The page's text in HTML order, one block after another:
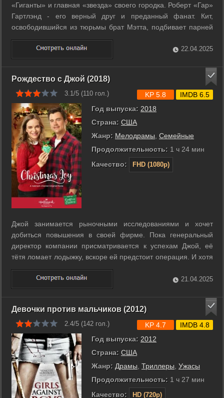
«Гиганты» и главная «звезда» своего городка. Роберт «Гар»
Гартлэнд - его верный друг и преданный фанат. Кит,
освободившийся из тюрьмы брат Мэтта, подбивает парней
на совершение преступления, которое проходит совсем не
так, как было запланировано. Их тайной
заинтересовывается недавно ...
22.04.2025
Рождество с Джой (2018)
3.1/5 (110 гол.)
Год выпуска: 2018
Страна: США
Жанр: Мелодрамы Семейные
Продолжительность: 1 ч 24 мин
Качество:
FHD (1080p)
KP 5.8 IMDB 6.5
Джой занимается рыночными исследованиями и хочет
добиться повышения в своей фирме. Пока генеральный
директор компании присматривается к успехам Джой, её
тётя ломает лодыжку, вскоре ей предстоит операция. И хотя
время совсем неудачное, Джой решает уехать в свой
родной городок Кристал-Фолс к тёте. Звёзды сходятся, и
Джой встречает свою прежнюю ...
21.04.2025
Девочки против мальчиков (2012)
2.4/5 (142 гол.)
Год выпуска: 2012
Страна: США
Жанр: Драмы Триллеры Ужасы
Продолжительность: 1 ч 27 мин
Качество:
HD (720p)
KP 4.7 IMDB 4.8